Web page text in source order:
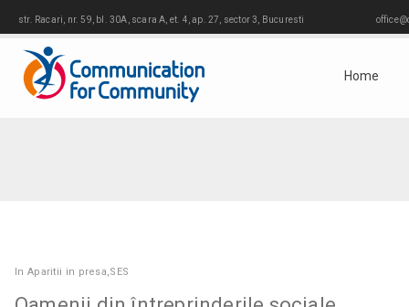
str. Racari, nr. 59, bl. 30A, scara A, et. 4, ap. 27, sector 3, Bucuresti
Home
In Aparitii in presa,SES